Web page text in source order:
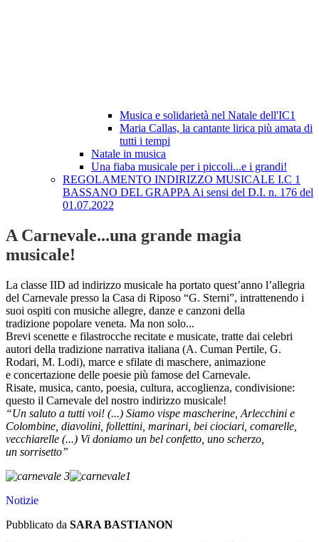
Musica e solidarietà nel Natale dell'IC1
Maria Callas, la cantante lirica più amata di
tutti i tempi
Natale in musica
Una fiaba musicale per i piccoli...e i grandi!
REGOLAMENTO INDIRIZZO MUSICALE I.C 1
BASSANO DEL GRAPPA Ai sensi del D.I. n. 176 del
01.07.2022
A Carnevale...una grande magia
musicale!
La classe IID ad indirizzo musicale ha portato quest’anno l’allegria
del Carnevale presso la Casa di Riposo “G. Sterni”, intrattenendo i
suoi ospiti con musiche allegre, danze e canzoni della
tradizione popolare veneta. Ma non solo...
Brevi scenette e filastrocche recitate e musicate, tratte dai celebri
autori della tradizione narrativa italiana (A. Cuman Pertile, G.
Rodari, M. Lodi), marce e sfilate di maschere, animazione
e concertazione delle poesie più famose del Carnevale.
Risate, musica, canto, poesia, cultura, accoglienza, condivisione:
questo il Carnevale del nostro indirizzo musicale!
“Un saluto a tutti voi! (...) Siamo vispe mascherine, Arlecchini e
Colombine, diavolini, follettini, marinari, bei ciociari, comarelle,
vecchiarelle (...) Vi doniamo un bel confetto, uno scherzo,
un sorrisetto”
Notizie
Pubblicato da SARA BASTIANON